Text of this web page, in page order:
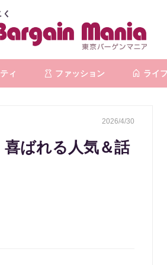
ィ ファッション ライフ
2026/4/30
喜ばれる人気＆話